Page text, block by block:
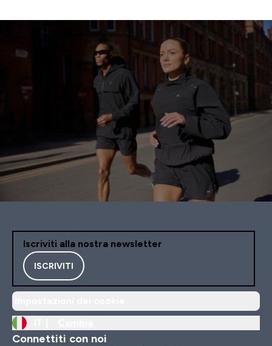
Iscriviti alla nostra newsletter
ISCRIVITI
Connettiti con noi